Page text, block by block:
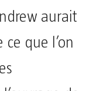
aurait
que l’on